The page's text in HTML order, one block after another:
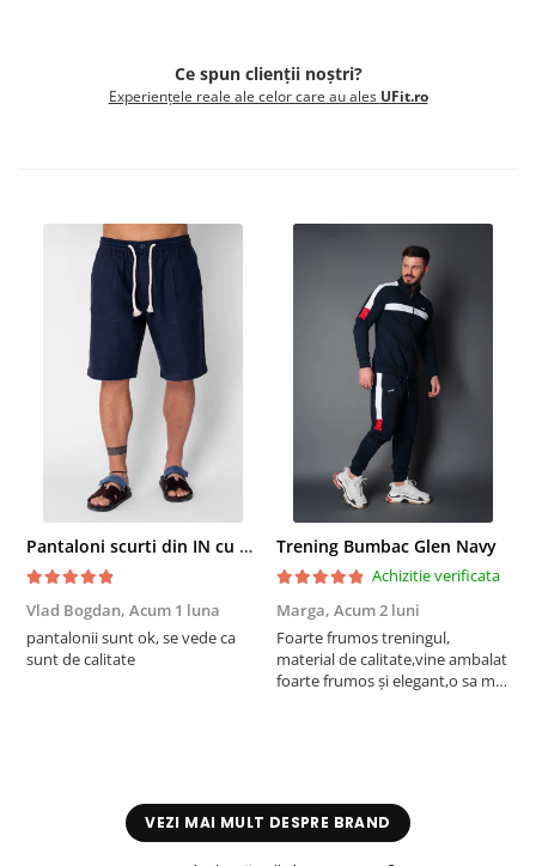
Ce spun clienții noștri?
Experiențele reale ale celor care au ales UFit.ro
Pantaloni scurti din IN cu nasture si snur Navy
Vlad Bogdan, Acum 1 luna
pantalonii sunt ok, se vede ca
sunt de calitate
Trening Bumbac Glen Navy
Achizitie verificata
Marga, Acum 2 luni
Foarte frumos treningul,
material de calitate,vine ambalat
foarte frumos și elegant,o sa mai
VEZI MAI MULT DESPRE BRAND